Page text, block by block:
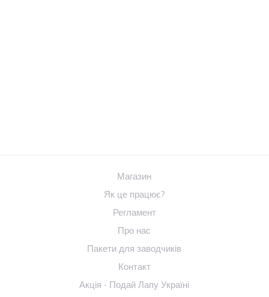
Магазин
Як це працює?
Регламент
Про нас
Пакети для заводчиків
Контакт
Акція - Подай Лапу Україні